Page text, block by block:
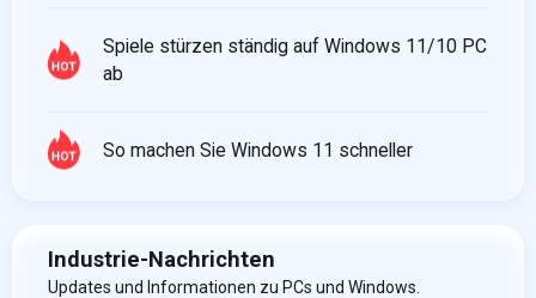
Spiele stürzen ständig auf Windows 11/10 PC
ab
So machen Sie Windows 11 schneller
Industrie-Nachrichten
Updates und Informationen zu PCs und Windows.